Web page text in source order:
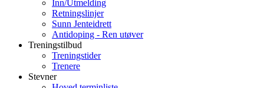
Inn/Utmelding
Retningslinjer
Sunn Jenteidrett
Antidoping - Ren utøver
Treningstilbud
Treningstider
Trenere
Stevner